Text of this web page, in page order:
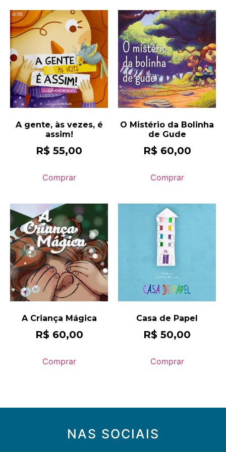
A gente, às vezes, é
assim!
R$ 55,00
Comprar
O Mistério da Bolinha
de Gude
R$60,00
Comprar
A Criança Mágica
R$60,00
Comprar
Casa de Papel
R$ 50,00
Comprar
NAS SOCIAIS